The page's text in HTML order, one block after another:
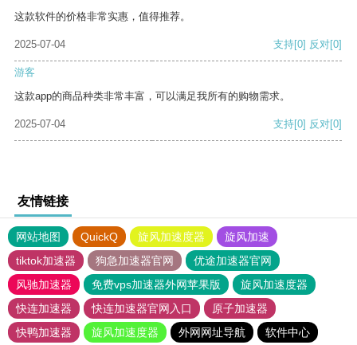
这款软件的价格非常实惠，值得推荐。
2025-07-04 支持[0] 反对[0]
游客
这款app的商品种类非常丰富，可以满足我所有的购物需求。
2025-07-04 支持[0] 反对[0]
友情链接
网站地图 QuickQ 旋风加速度器
旋风加速
tiktok加速器
狗急加速器官网
优途加速器官网
风驰加速器
免费vps加速器外网苹果版
旋风加速度器
快连加速器
快连加速器官网入口
原子加速器
快鸭加速器
旋风加速度器 外网网址导航 软件中心